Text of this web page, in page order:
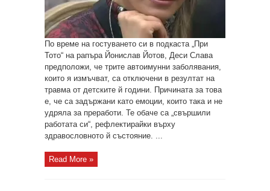
По време на гостуването си в подкаста „При
Тото“ на рапъра Йонислав Йотов, Деси Слава
предположи, че трите автоимунни заболявания,
които я измъчват, са отключени в резултат на
травма от детските й години. Причината за това
е, че са задържани като емоции, които така и не
удряла за преработи. Те обаче са „свършили
работата си“, рефлектирайки върху
здравословното й състояние. ...
Read More »